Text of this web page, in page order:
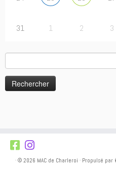
31 1 2 3
· © 2026 MAC de Charleroi · Propulsé par